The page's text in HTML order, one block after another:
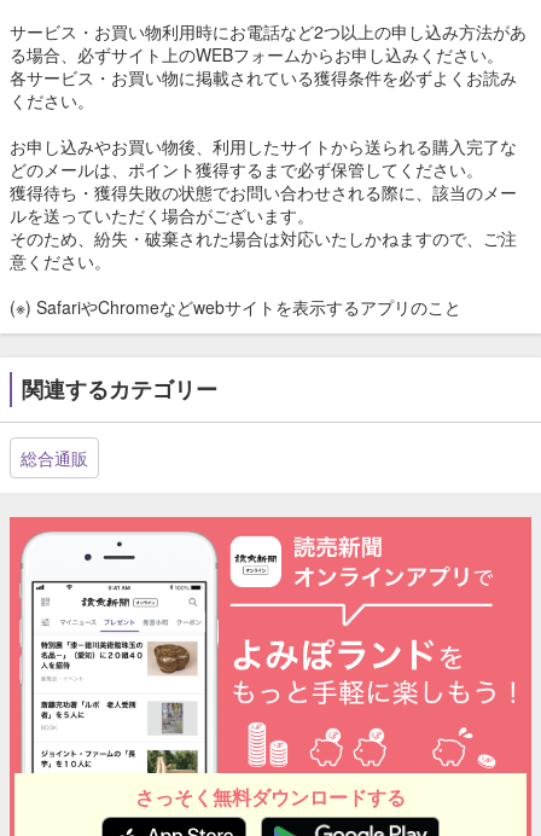
サービス・お買い物利用時にお電話など2つ以上の申し込み方法があ
る場合、必ずサイト上のWEBフォームからお申し込みください。
各サービス・お買い物に掲載されている獲得条件を必ずよくお読み
ください。
お申し込みやお買い物後、利用したサイトから送られる購入完了な
どのメールは、ポイント獲得するまで必ず保管してください。
獲得待ち・獲得失敗の状態でお問い合わせされる際に、該当のメー
ルを送っていただく場合がございます。
そのため、紛失・破棄された場合は対応いたしかねますので、ご注
意ください。
(※) SafariやChromeなどwebサイトを表示するアプリのこと
関連するカテゴリー
総合通販
さっそく無料ダウンロードする